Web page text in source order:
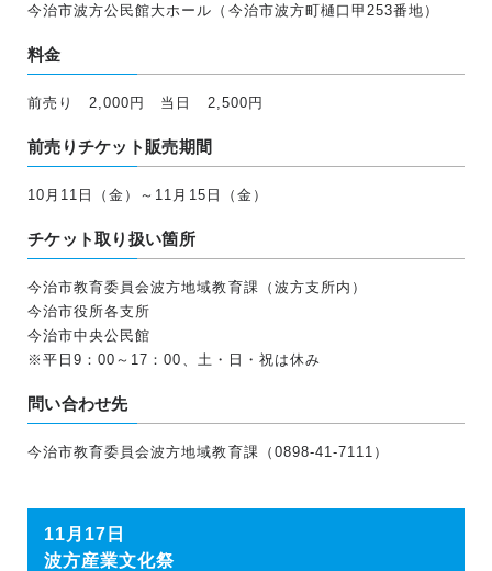
今治市波方公民館大ホール（今治市波方町樋口甲253番地）
料金
前売り 2,000円 当日 2,500円
前売りチケット販売期間
10月11日（金）～11月15日（金）
チケット取り扱い箇所
今治市教育委員会波方地域教育課（波方支所内）
今治市役所各支所
今治市中央公民館
※平日9：00～17：00、土・日・祝は休み
問い合わせ先
今治市教育委員会波方地域教育課（0898-41-7111）
11月17日
波方産業文化祭